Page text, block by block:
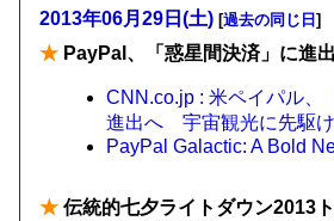
2013年06月29日(土) [過去の同じ日 ]
★ PayPal、「惑星間決済」に進
CNN.co.jp : 米ペイパル、
進出へ 宇宙観光に先駆け
PayPal Galactic: A Bold
★ 伝統的七夕ライトダウン2013